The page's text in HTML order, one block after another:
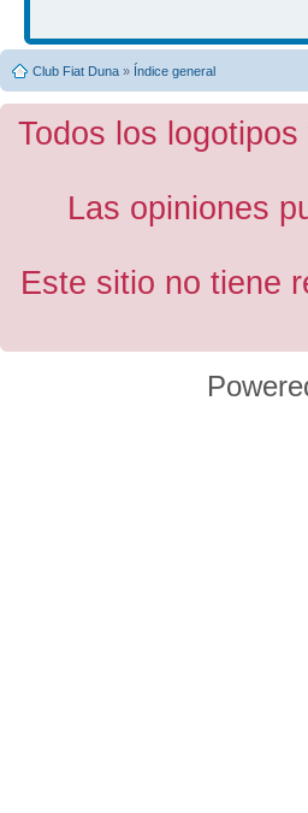
Club Fiat Duna » Índice general
Todos los
Las opiniones
Este sitio no tiene